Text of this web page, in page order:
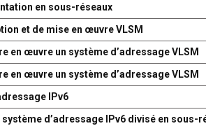
en sous-réseaux
et de mise en œuvre VLSM
en œuvre un système d’adressage VLSM
en œuvre un système d’adressage VLSM
IPv6
d’adressage IPv6 divisé en sous-